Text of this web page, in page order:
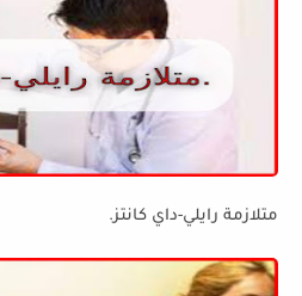
متلازمة رايلي-داي كانتز.